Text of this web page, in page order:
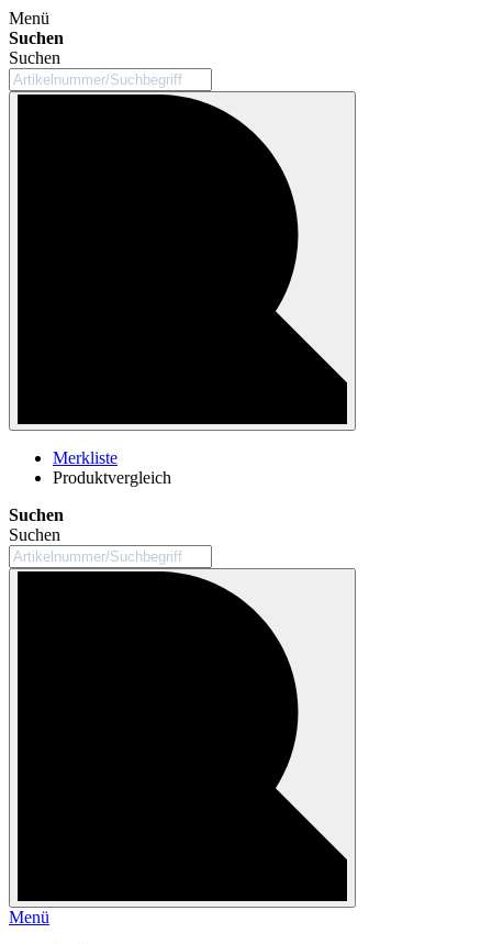
Menü
Suchen
Suchen
Merkliste
Produktvergleich
Suchen
Suchen
Menü